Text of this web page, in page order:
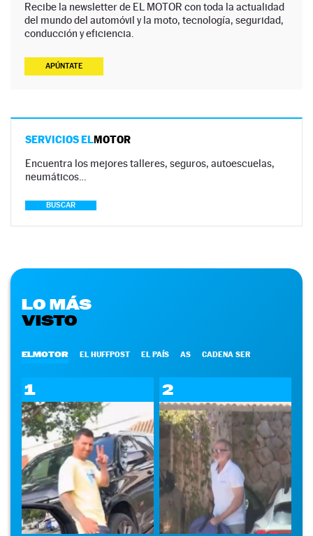
Recibe la newsletter de EL MOTOR con toda la actualidad
del mundo del automóvil y la moto, tecnología, seguridad,
conducción y eficiencia.
APÚNTATE
SERVICIOS ELMOTOR
Encuentra los mejores talleres, seguros, autoescuelas,
neumáticos…
BUSCAR
LO MÁS
VISTO
ELMOTOR EL HUFFPOST EL PAÍS AS CADENA SER
1 2